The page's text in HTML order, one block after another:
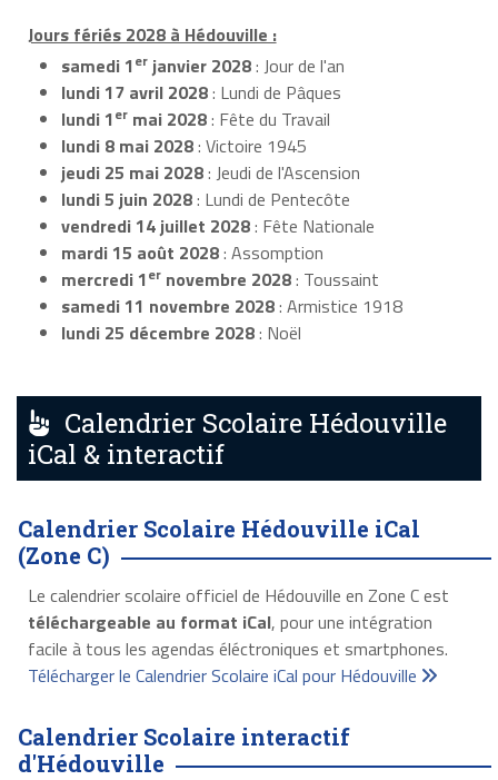
Jours fériés 2028 à Hédouville :
samedi 1er janvier 2028: Jour de l'an
lundi 17 avril 2028: Lundi de Pâques
lundi 1er mai 2028: Fête du Travail
lundi 8 mai 2028: Victoire 1945
jeudi 25 mai 2028: Jeudi de l'Ascension
lundi 5 juin 2028: Lundi de Pentecôte
vendredi 14 juillet 2028: Fête Nationale
mardi 15 août 2028: Assomption
mercredi 1er novembre 2028: Toussaint
samedi 11 novembre 2028: Armistice 1918
lundi 25 décembre 2028: Noël
Calendrier Scolaire Hédouville
iCal & interactif
Calendrier Scolaire Hédouville iCal
(Zone C)
Le calendrier scolaire officiel de Hédouville en Zone C est
téléchargeable au format iCal, pour une intégration
facile à tous les agendas éléctroniques et smartphones.
Télécharger le Calendrier Scolaire iCal pour Hédouville
Calendrier Scolaire interactif
d'Hédouville